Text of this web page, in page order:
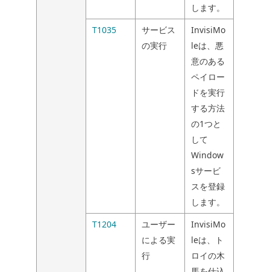
します。
T1035
サービス
の実行
InvisiMo
leは、悪
意のある
ペイロー
ドを実行
する方法
の1つと
して
Window
sサービ
スを登録
します。
T1204
ユーザー
による実
行
InvisiMo
leは、ト
ロイの木